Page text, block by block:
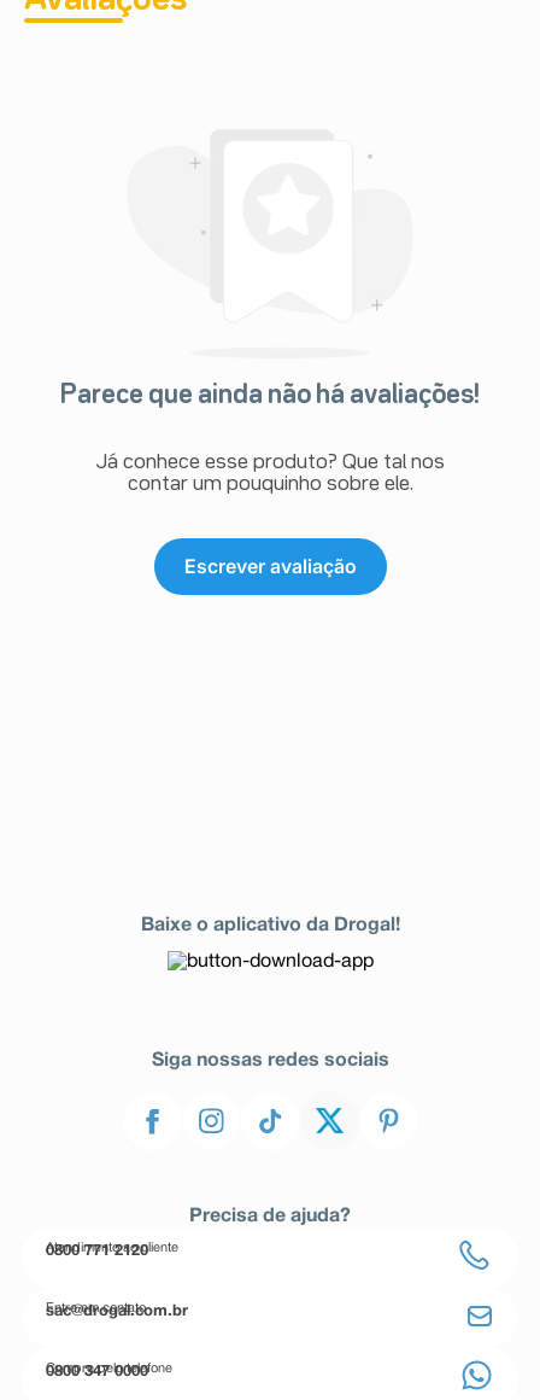
Parece que ainda não há avaliações!
Já conhece esse produto? Que tal nos
contar um pouquinho sobre ele.
Escrever avaliação
Baixe o aplicativo da Drogal!
Siga nossas redes sociais
Precisa de ajuda?
Atendimento ao cliente
0800 771 2120
Entre em contato
sac@drogal.com.br
Compre pelo telefone
0800 347 0000